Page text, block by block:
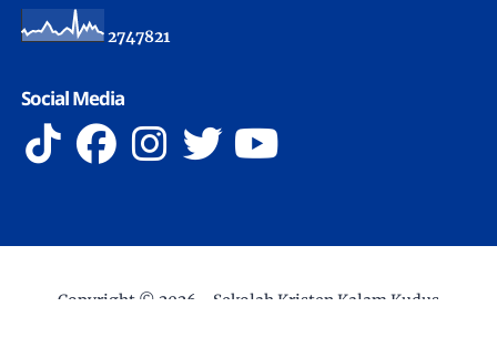
2747821
Social Media
Copyright © 2026 - Sekolah Kristen Kalam Kudus